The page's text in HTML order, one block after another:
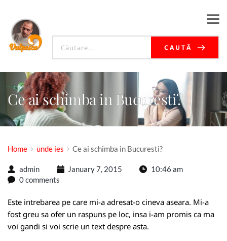
CAUTĂ
Ce ai schimba in Bucuresti?
Home unde ies Ce ai schimba in Bucuresti?
admin January 7, 2015
10:46 am
0 comments
Este intrebarea pe care mi-a adresat-o cineva aseara. Mi-a
fost greu sa ofer un raspuns pe loc, insa i-am promis ca ma
voi gandi si voi scrie un text despre asta.